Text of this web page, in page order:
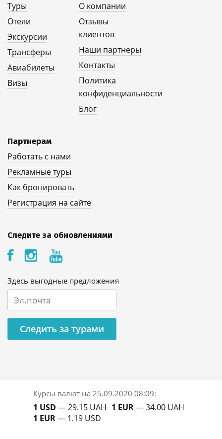
Туры
Отели
Экскурсии
Трансферы
Авиабилеты
Визы
О компании
Отзывы
клиентов
Наши партнеры
Контакты
Политика
конфиденциальности
Блог
Партнерам
Работать с нами
Рекламные туры
Как бронировать
Регистрация на сайте
Следите за обновлениями
Здесь выгодные предложения
Следить за турами
Курсы валют на 25.09.2020 08:09:
1 USD — 29.15 UAH
1 EUR— 1.19 USD
1 EUR— 34.00 UAH